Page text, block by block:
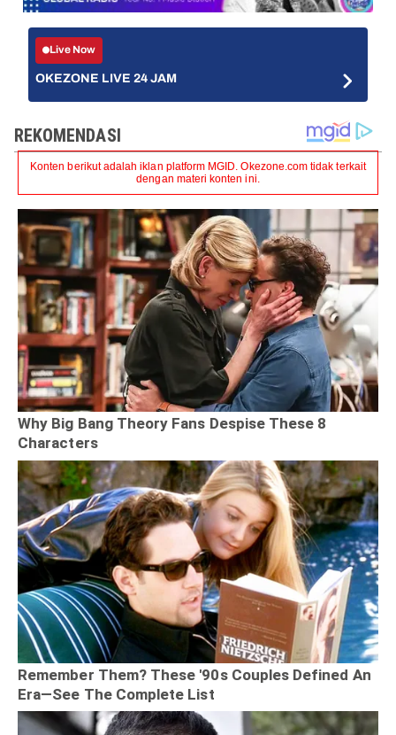
Live Now
OKEZONE LIVE 24 JAM